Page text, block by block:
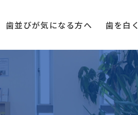
歯並びが気になる方へ 歯を白く